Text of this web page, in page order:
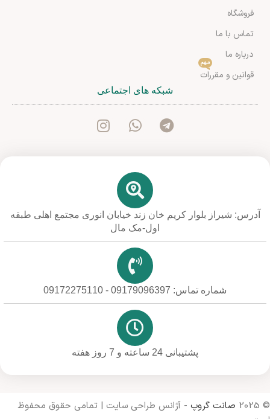
فروشگاه
تماس با ما
درباره ما
قوانین و مقررات
مهم
شبکه های اجتماعی
آدرس: شیراز بلوار کریم خان زند خیابان انوری مجتمع اهلی طبقه
اول-مک مال
شماره تماس: 09179096397 - 09172275110
پشتیبانی 24 ساعته و 7 روز هفته
© 2025 صانت گروپ - آژانس طراحی سایت | تمامی حقوق محفوظ